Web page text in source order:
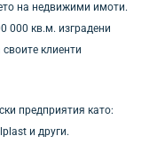
на недвижими имоти.
000 кв.м. изградени
клиенти
предприятия като:
и други.